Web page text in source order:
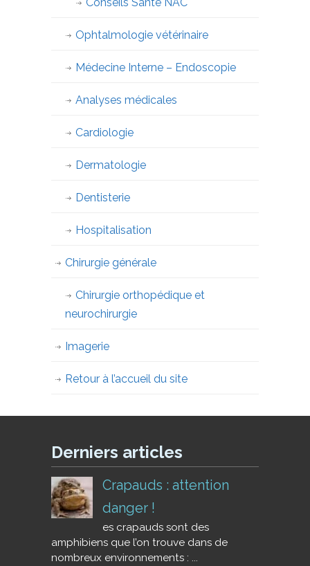
Ophtalmologie vétérinaire
Médecine Interne – Endoscopie
Analyses médicales
Cardiologie
Dermatologie
Dentisterie
Hospitalisation
Chirurgie générale
Chirurgie orthopédique et
neurochirurgie
Imagerie
Retour à l’accueil du site
Derniers articles
Crapauds : attention
danger !
es crapauds sont des
amphibiens que l’on trouve dans de
nombreux environnements : ...